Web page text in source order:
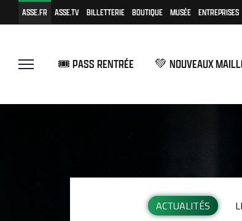
ASSE.FR ASSE.TV BILLETTERIE BOUTIQUE MUSÉE ENTREPRISES
🎟️ PASS RENTRÉE 💚 NOUVEAUX
ACTUALITÉS